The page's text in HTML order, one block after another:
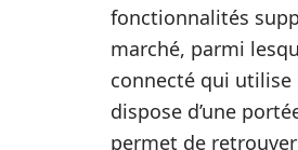
fonctionnalités
marché, parmi
connecté qui
dispose d’une
permet de